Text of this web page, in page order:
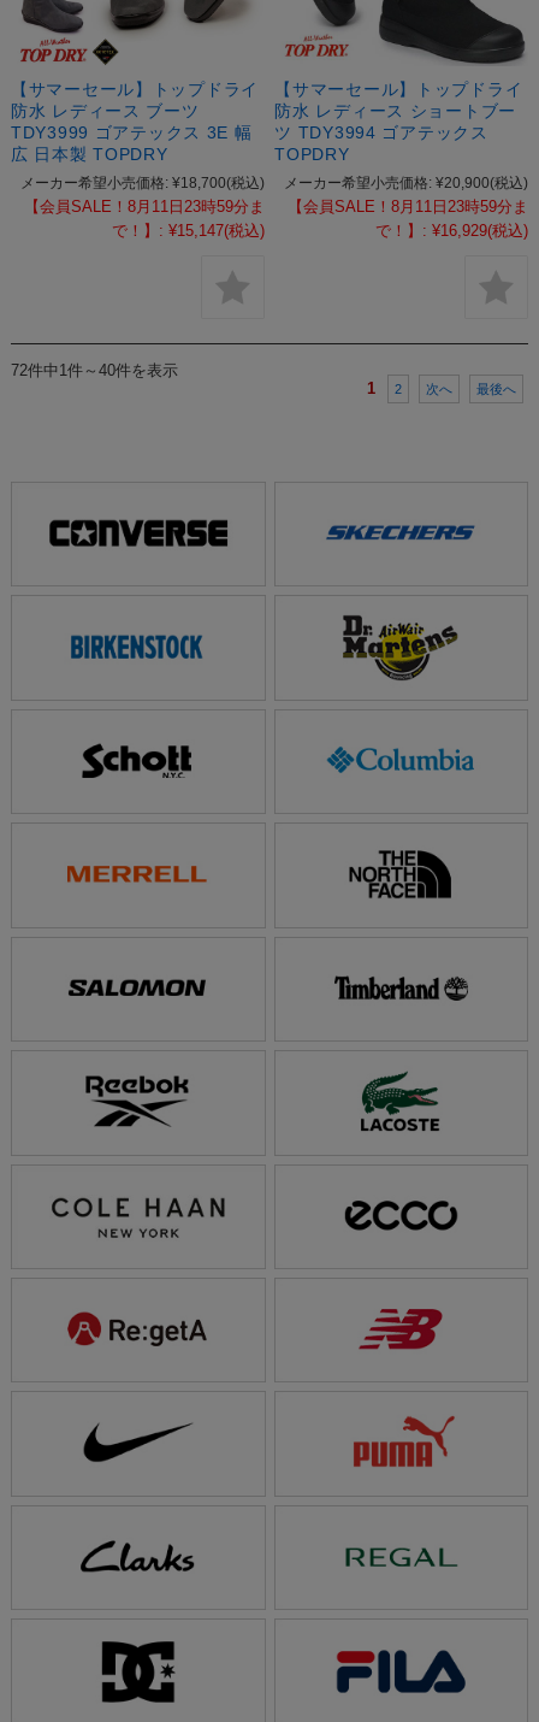
【サマーセール】トップドライ
防水 レディース ブーツ
TDY3999 ゴアテックス 3E 幅
広 日本製 TOPDRY
メーカー希望小売価格: ¥18,700(税込)
【会員SALE！8月11日23時59分ま
で！】: ¥15,147(税込)
【サマーセール】トップドライ
防水 レディース ショートブー
ツ TDY3994 ゴアテックス
TOPDRY
メーカー希望小売価格: ¥20,900(税込)
【会員SALE！8月11日23時59分ま
で！】: ¥16,929(税込)
72件中1件～40件を表示
1
2 次へ 最後へ